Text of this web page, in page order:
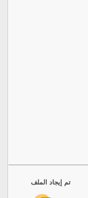
تم إيجاد الملف